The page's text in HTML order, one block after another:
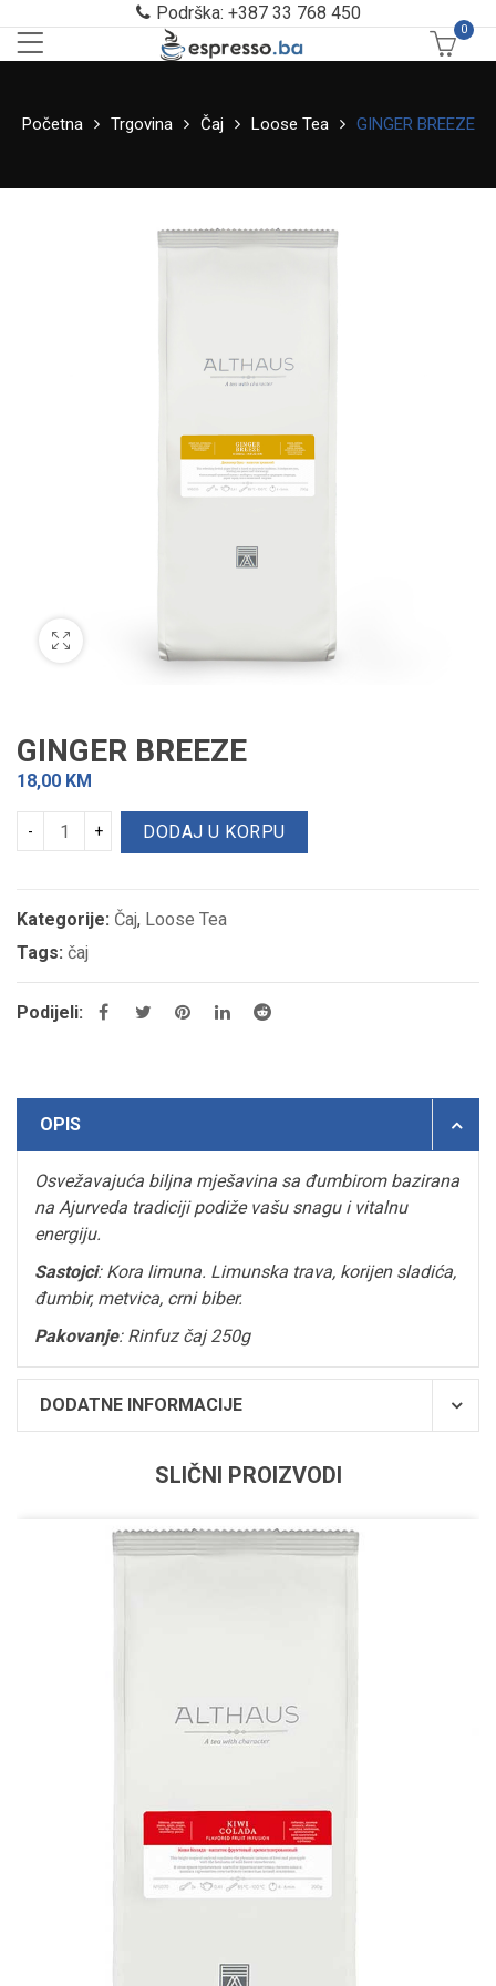
Podrška: +387 33 768 450
0
Početna Trgovina Čaj Loose Tea GINGER BREEZE
GINGER BREEZE
18,00 KM
DODAJ U KORPU
Kategorije: Čaj, Loose Tea
Tags: čaj
Podijeli:
OPIS
Osvežavajuća biljna mješavina sa đumbirom bazirana
na Ajurveda tradiciji podiže vašu snagu i vitalnu
energiju.
Sastojci: Kora limuna. Limunska trava, korijen sladića,
đumbir, metvica, crni biber.
Pakovanje: Rinfuzčaj 250g
DODATNE INFORMACIJE
SLIČNI PROIZVODI